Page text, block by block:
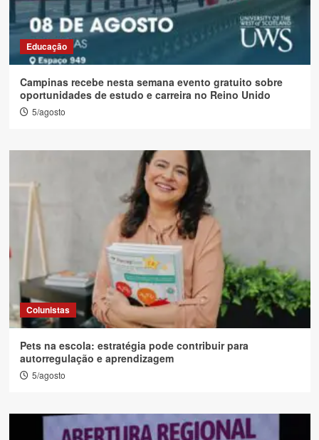
Educação
Campinas recebe nesta semana evento gratuito sobre
oportunidades de estudo e carreira no Reino Unido
5/agosto
Colunistas
Pets na escola: estratégia pode contribuir para
autorregulação e aprendizagem
5/agosto